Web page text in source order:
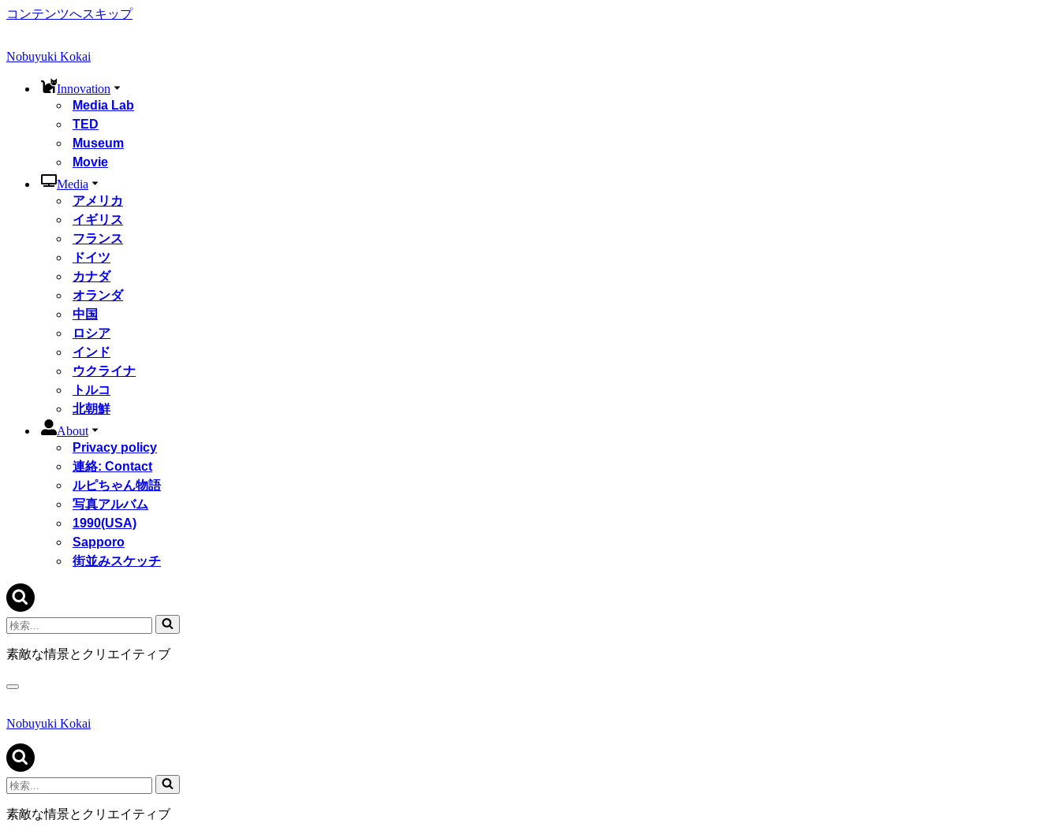
コンテンツへスキップ
Nobuyuki Kokai
Innovation
Media Lab
TED
Museum
Movie
Media
アメリカ
イギリス
フランス
ドイツ
カナダ
オランダ
中国
ロシア
インド
ウクライナ
トルコ
北朝鮮
About
Privacy policy
連絡: Contact
ルピちゃん物語
写真アルバム
1990(USA)
Sapporo
街並みスケッチ
検
索...
素敵な情景とクリエイティブ
ナ
ゲ
シ
ョ
ン
メ
ニ
ュ
Nobuyuki Kokai
検
索...
素敵な情景とクリエイティブ